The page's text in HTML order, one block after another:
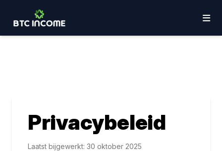
Privacybeleid
Laatst bijgewerkt: 30 oktober 2025